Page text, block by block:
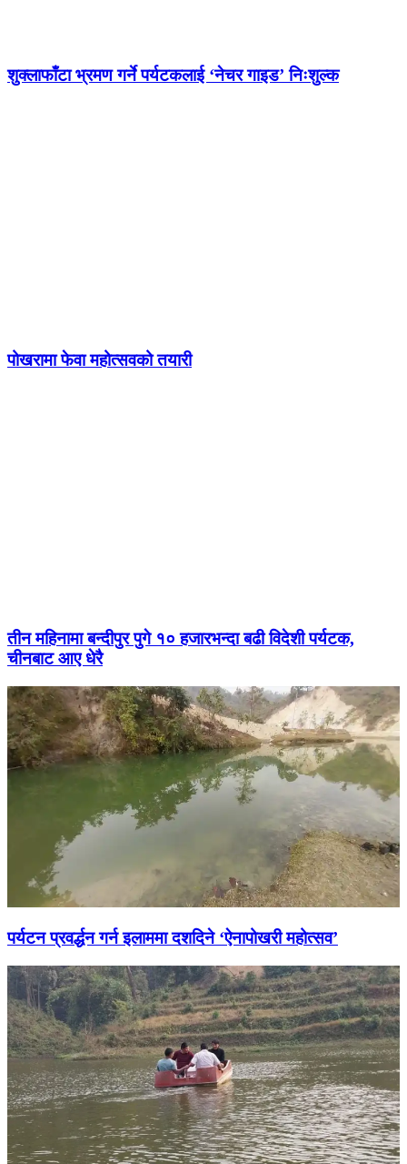
शुक्लाफाँटा भ्रमण गर्ने पर्यटकलाई ‘नेचर गाइड’ निःशुल्क
पोखरामा फेवा महोत्सवको तयारी
तीन महिनामा बन्दीपुर पुगे १० हजारभन्दा बढी विदेशी पर्यटक,
चीनबाट आए धेरै
पर्यटन प्रवर्द्धन गर्न इलाममा दशदिने ‘ऐनापोखरी महोत्सव’